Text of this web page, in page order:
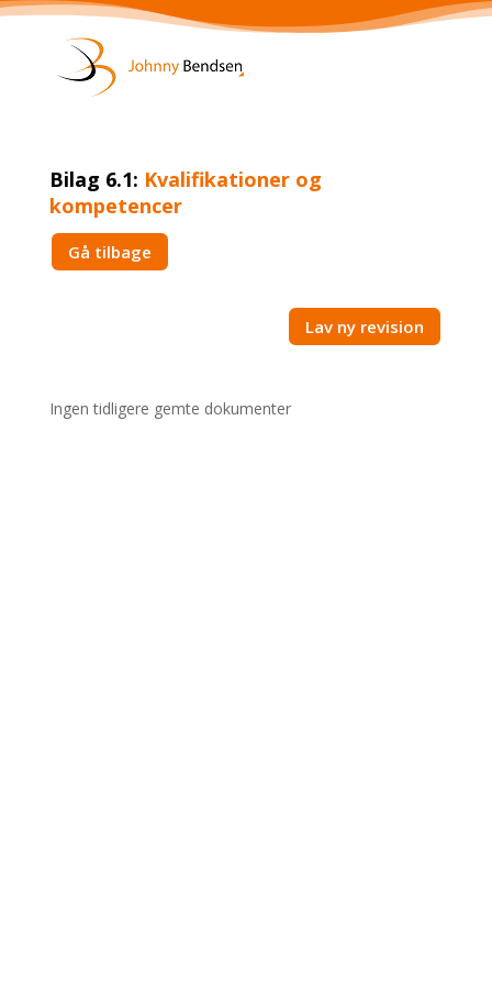
Bilag 6.1: Kvalifikationer og
kompetencer
Gå tilbage
Lav ny revision
Ingen tidligere gemte dokumenter